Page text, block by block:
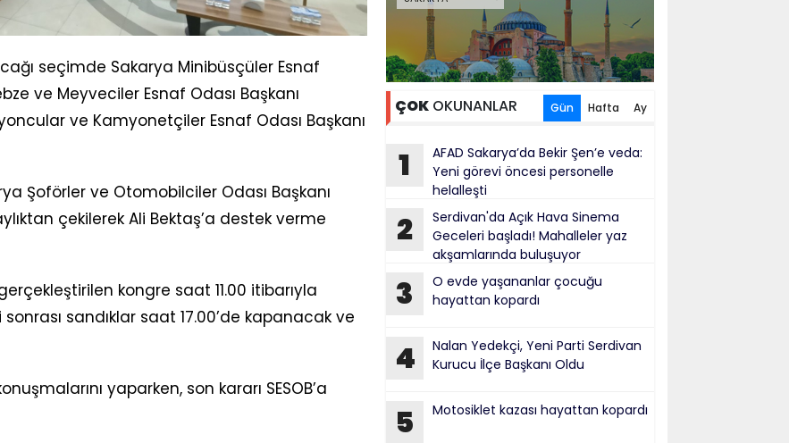
seçimde Sakarya Minibüsçüler Esnaf
ve Meyveciler Esnaf Odası Başkanı
ve Kamyonetçiler Esnaf Odası Başkanı
Şoförler ve Otomobilciler Odası Başkanı
çekilerek Ali Bektaş’a destek verme
kongre saat 11.00 itibarıyla
sandıklar saat 17.00’de kapanacak ve
yaparken, son kararı SESOB’a
ÇOKOKUNANLAR Gün Hafta Ay
1
AFAD Sakarya’da Bekir Şen’e veda:
Yeni görevi öncesi personelle
helalleşti
2
Serdivan'da Açık Hava Sinema
Geceleri başladı! Mahalleler yaz
akşamlarında buluşuyor
3
O evde yaşananlar çocuğu
hayattan kopardı
4
Nalan Yedekçi, Yeni Parti Serdivan
Kurucu İlçe Başkanı Oldu
5 Motosiklet kazası hayattan kopardı